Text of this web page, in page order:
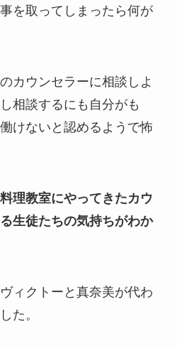
を取ってしまったら何が
カウンセラーに相談しよ
相談するにも自分がも
けないと認めるようで怖
理教室にやってきたカウ
生徒たちの気持ちがわか
ヴィクトーと真奈美が代わ
た。